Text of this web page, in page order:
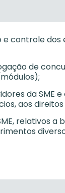
controle dos
de
da SME
aos direitos
relativos a
de